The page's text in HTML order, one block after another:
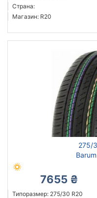
Страна:
Магазин: R20
275/
7655 ₴
Типоразмер: 275/30 R20